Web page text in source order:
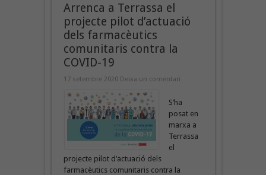
Arrenca a Terrassa el
projecte pilot d’actuació
dels farmacèutics
comunitaris contra la
COVID-19
17 setembre 2020 Deixa un comentari
S’ha
posat en
marxa a
Terrassa
el
projecte pilot d’actuació dels
farmacèutics comunitaris contra la